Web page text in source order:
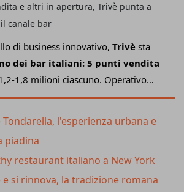
di business innovativo, Trivè sta
dei bar italiani: 5 punti vendita
1,8 milioni ciascuno. Operativo
2 di notte, il conceptfondato nel
cena e dopocena) con
e replicabile. Quarant'anni dopo i
l'idea è quella di rinnovare uno dei
italiano.
e altri in apertura, Trivè punta a
canale bar
l'esperienza urbana e
piadina
restaurant italiano a New York
e si rinnova, la tradizione romana